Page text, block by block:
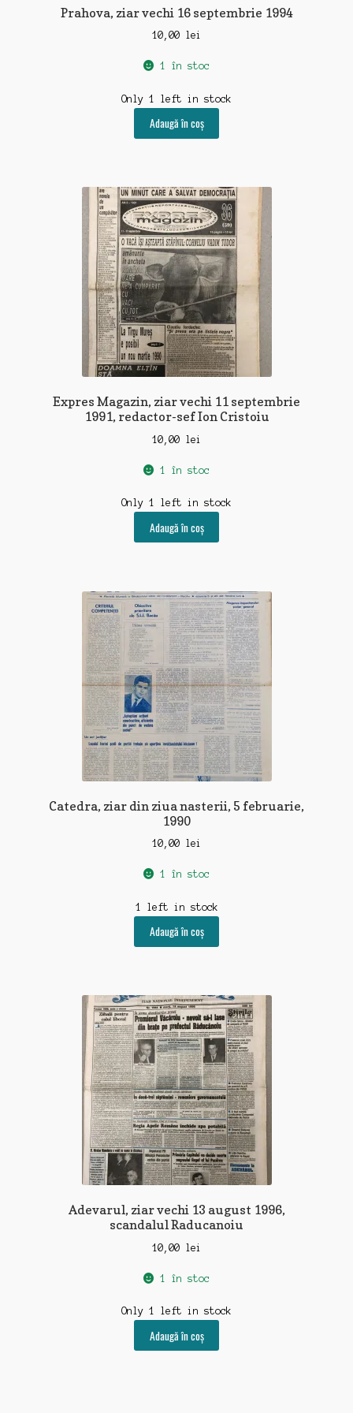
Prahova, ziar vechi 16 septembrie 1994
10,00 lei
1 în stoc
Only 1 left in stock
Adaugă în coș
Expres Magazin, ziar vechi 11 septembrie
1991, redactor-sef Ion Cristoiu
10,00 lei
1 în stoc
Only 1 left in stock
Adaugă în coș
Catedra, ziar din ziua nasterii, 5 februarie,
1990
10,00 lei
1 în stoc
1 left in stock
Adaugă în coș
Adevarul, ziar vechi 13 august 1996,
scandalul Raducanoiu
10,00 lei
1 în stoc
Only 1 left in stock
Adaugă în coș